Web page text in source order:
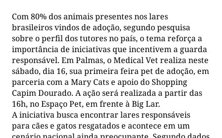
Com 80% dos animais presentes nos lares
brasileiros vindos de adoção, segundo pesquisa
sobre o perfil dos tutores no país, o tema reforça a
importância de iniciativas que incentivem a guarda
responsável. Em Palmas, o Medical Vet realiza neste
sábado, dia 16, sua primeira feira pet de adoção, em
parceria com a Mary Cats e apoio do Shopping
Capim Dourado. A ação será realizada a partir das
16h, no Espaço Pet, em frente à Big Lar.
A iniciativa busca encontrar lares responsáveis
para cães e gatos resgatados e acontece em um